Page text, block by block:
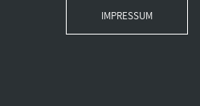
IMPRESSUM